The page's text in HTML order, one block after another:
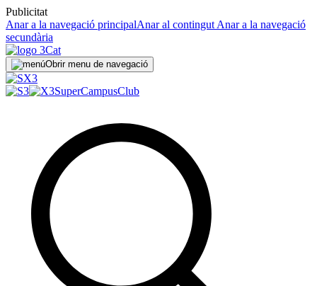
Publicitat
Anar a la navegació principalAnar al contingut Anar a la navegació
secundària
Obrir menu de navegació
SuperCampusClub